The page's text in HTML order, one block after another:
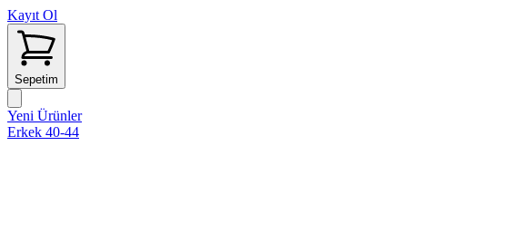
Kayıt Ol
Sepetim
Yeni Ürünler
Erkek 40-44